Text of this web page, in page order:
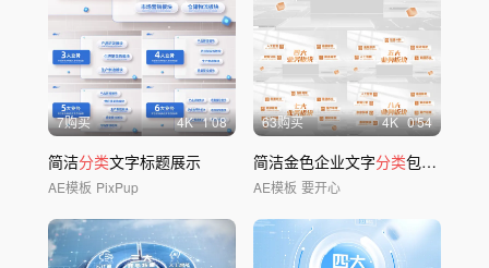
7购买 4K 1'08
简洁分类文字标题展示
AE模板 PixPup
63购买 4K 0'54
简洁金色企业文字分类包装展示
AE模板 要开心